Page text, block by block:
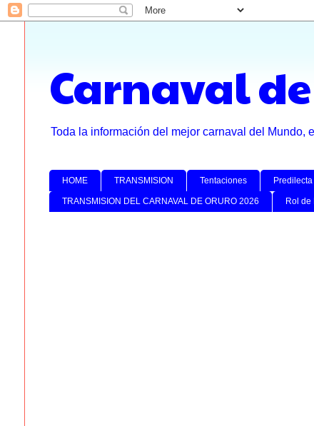
Carnaval
Toda la información del mejor carnaval del
HOME TRANSMISION Tentaciones Predilecta
TRANSMISION DEL CARNAVAL DE ORURO 2026 Rol de